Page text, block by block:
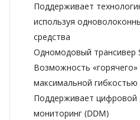
Поддерживает
используя
средства
Одномодовый трансивер
Возможность
максимальной гибкостью
Поддерживает цифровой
мониторинг (DDM)